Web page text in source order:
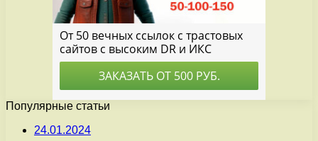
Популярные статьи
24.01.2024